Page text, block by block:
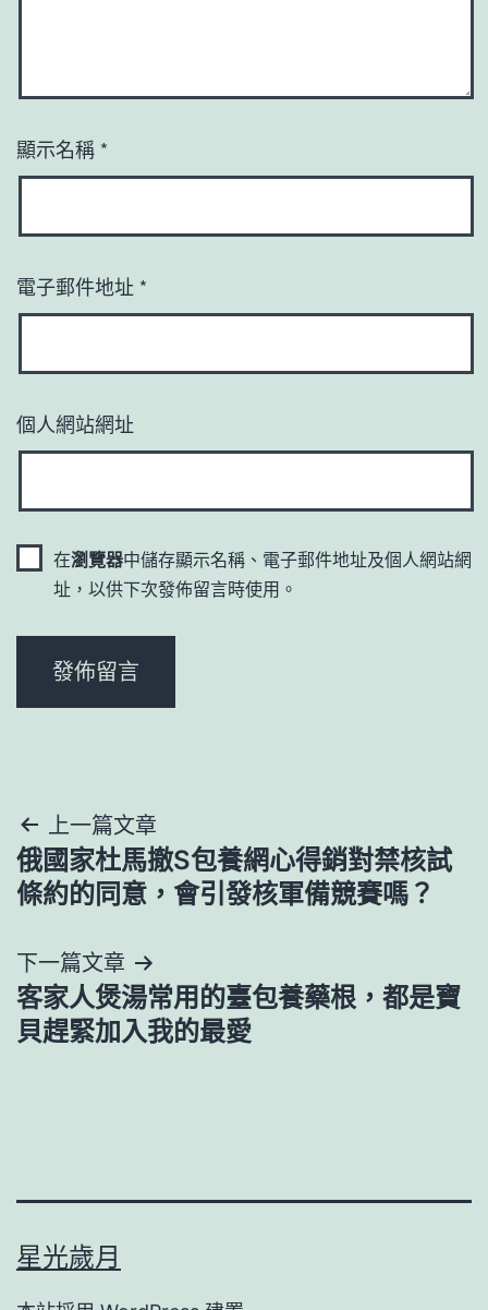
顯示名稱 *
電子郵件地址 *
個人網站網址
在瀏覽器中儲存顯示名稱、電子郵件地址及個人網站網
址，以供下次發佈留言時使用。
文
章
覽
上一篇文章
俄國家杜馬撤S包養網心得銷對禁核試
條約的同意，會引發核軍備競賽嗎？
下一篇文章
客家人煲湯常用的臺包養藥根，都是寶
貝趕緊加入我的最愛
星光歲月